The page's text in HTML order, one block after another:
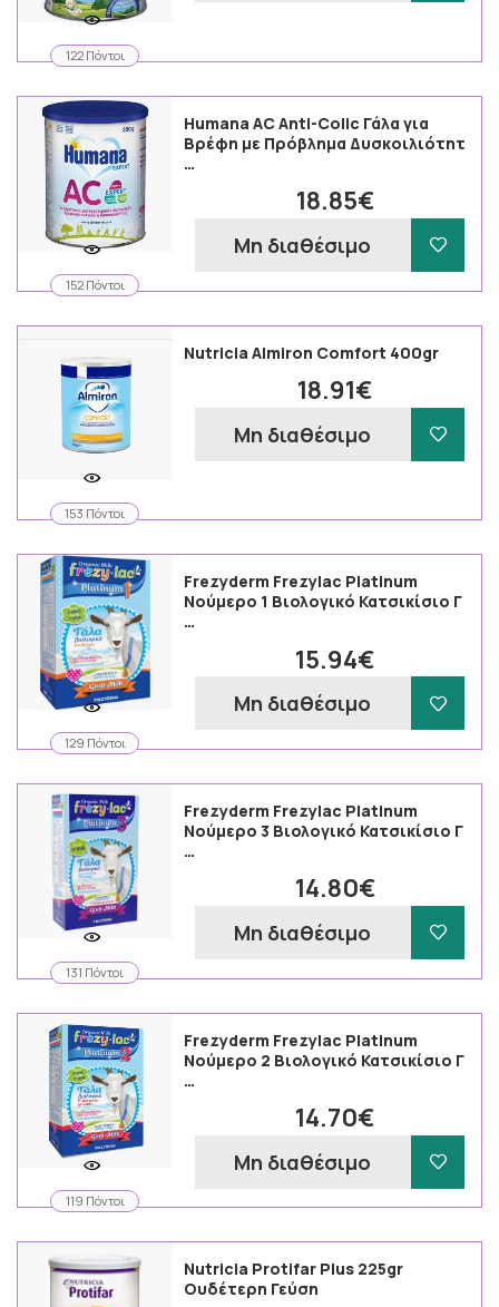
122 Πόντοι
152 Πόντοι
Humana AC Anti-Colic Γάλα για
Βρέφη με Πρόβλημα Δυσκοιλιότητ
…
18.85€
Μη διαθέσιμο
153 Πόντοι
Nutricia Almiron Comfort 400gr
18.91€
Μη διαθέσιμο
129 Πόντοι
Frezyderm Frezylac Platinum
Νούμερο 1 Βιολογικό Κατσικίσιο Γ
…
15.94€
Μη διαθέσιμο
131 Πόντοι
Frezyderm Frezylac Platinum
Νούμερο 3 Βιολογικό Κατσικίσιο Γ
…
14.80€
Μη διαθέσιμο
119 Πόντοι
Frezyderm Frezylac Platinum
Νούμερο 2 Βιολογικό Κατσικίσιο Γ
…
14.70€
Μη διαθέσιμο
Nutricia Protifar Plus 225gr
Ουδέτερη Γεύση